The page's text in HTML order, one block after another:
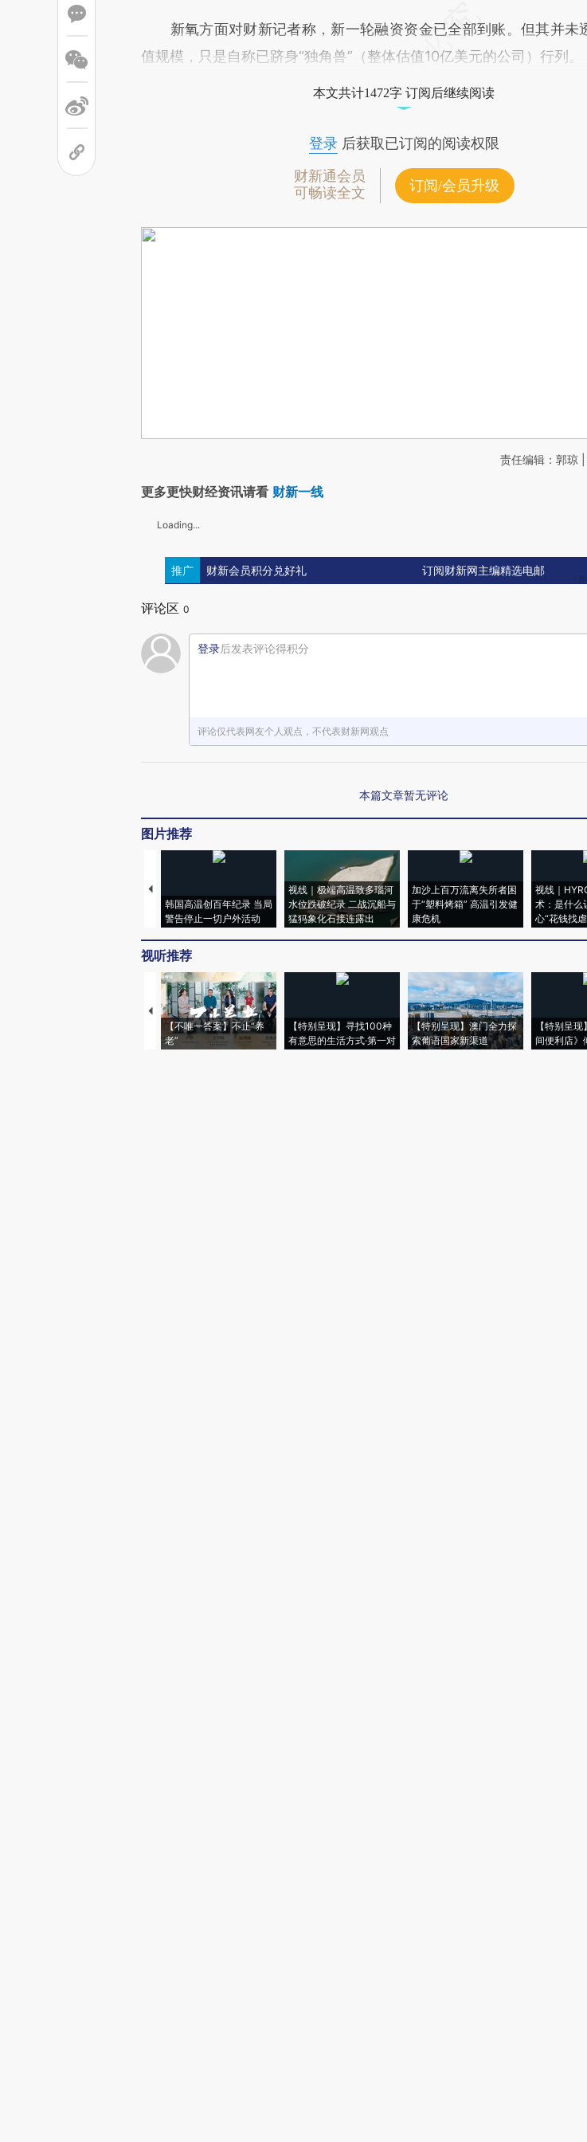
新氧方面对财新记者称，新一轮融资资金已全部到账。但其并未
值规模，只是自称已跻身“独角兽”（整体估值10亿美元的公司）行列。
本文共计1472字 订阅后继续阅读
登录后获取已订阅的阅读权限
财新通会员
可畅读全文
订阅/会员升级
责任编辑：郭琼
更多更快财经资讯请看 财新一线
Loading...
推广 财新会员积分兑好礼 订阅财新网主编精选电邮
评论区 0
登录后发表评论得积分
评论仅代表网友个人观点，不代表财新网观点
本篇文章暂无评论
图片推荐
韩国高温创百年纪录 当局
警告停止一切户外活动
视线｜极端高温致多瑙河
水位跌破纪录 二战沉船与
猛犸象化石接连露出
加沙上百万流离失所者困
于“塑料烤箱” 高温引发健
康危机
视线｜
术：是什么
心“花钱找虐
视听推荐
【不唯一答案】不止“养
老”
【特别呈现】寻找100种
有意思的生活方式·第一对
【特别呈现】澳门全力探
索葡语国家新渠道
【特别呈
间便利店》